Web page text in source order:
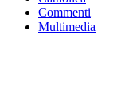
Commenti
Multimedia